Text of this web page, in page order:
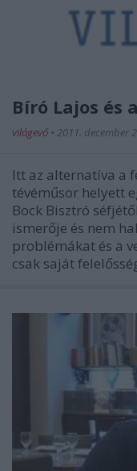
Bíró Lajos és
világevő • 2011. december
Itt az alternatíva a
tévéműsor helyett
Bock Bisztró
ismerője és nem
problémákat és a
csak saját